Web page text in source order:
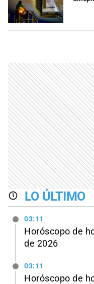
LO ÚLTIMO
03:11
Horóscopo de
de 2026
03:11
Horóscopo de